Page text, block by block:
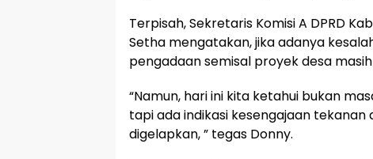
Terpisah, Sekretaris Komisi A DPRD
Setha mengatakan, jika adanya
pengadaan semisal proyek desa
“Namun, hari ini kita ketahui bukan
tapi ada indikasi kesengajaan tekanan
digelapkan, ” tegas Donny.